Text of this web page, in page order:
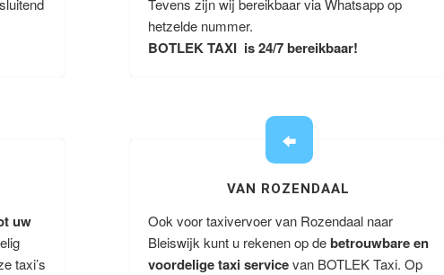
Tevens zijn wij bereikbaar via Whatsapp op
hetzelde nummer.
BOTLEK TAXI is 24/7 bereikbaar!
uw
taxi’s
VAN ROZENDAAL
Ook voor taxivervoer van Rozendaal naar
Bleiswijk kunt u rekenen op debetrouwbare en
voordelige taxi servicevan BOTLEK Taxi. Op